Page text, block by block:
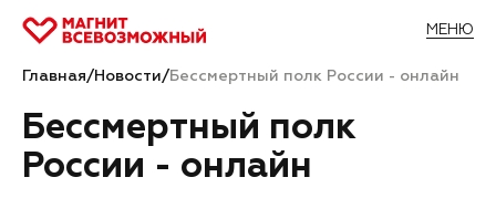
МЕНЮ
Главная/Новости/Бессмертный полк России - онлайн
Бессмертный полк
России - онлайн